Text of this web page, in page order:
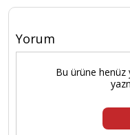
Yorum
Bu ürüne henüz